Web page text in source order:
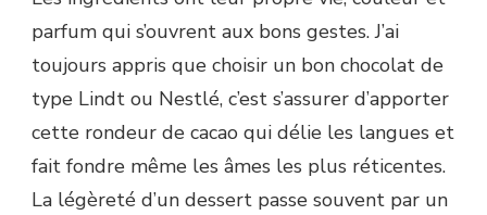
parfum qui s’ouvrent aux bons gestes. J’ai
toujours appris que choisir un bon chocolat de
type Lindt ou Nestlé, c’est s’assurer d’apporter
cette rondeur de cacao qui délie les langues et
fait fondre même les âmes les plus réticentes.
La légèreté d’un dessert passe souvent par un